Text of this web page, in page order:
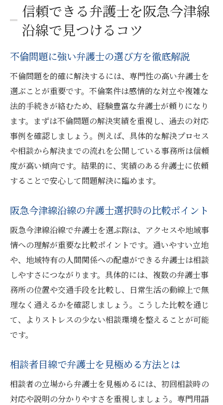
信頼できる弁護士を阪急今津線
沿線で見つけるコツ
不倫問題に強い弁護士の選び方を徹底解説
不倫問題を的確に解決するには、専門性の高い弁護士を
選ぶことが重要です。不倫案件は感情的な対立や複雑な
法的手続きが絡むため、経験豊富な弁護士が頼りになり
ます。まずは不倫問題の解決実績を重視し、過去の対応
事例を確認しましょう。例えば、具体的な解決プロセス
や相談から解決までの流れを公開している事務所は信頼
度が高い傾向です。結果的に、実績のある弁護士に依頼
することで安心して問題解決に臨めます。
阪急今津線沿線の弁護士選択時の比較ポイント
阪急今津線沿線で弁護士を選ぶ際は、アクセスや地域事
情への理解が重要な比較ポイントです。通いやすい立地
や、地域特有の人間関係への配慮ができる弁護士は相談
しやすさにつながります。具体的には、複数の弁護士事
務所の位置や交通手段を比較し、日常生活の動線上で無
理なく通えるかを確認しましょう。こうした比較を通じ
て、よりストレスの少ない相談環境を整えることが可能
です。
相談者目線で弁護士を見極める方法とは
相談者の立場から弁護士を見極めるには、初回相談時の
対応や説明の分かりやすさを重視しましょう。専門用語